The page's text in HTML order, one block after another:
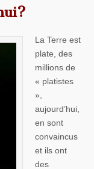
La Terre est
plate, des
millions de
« platistes
»,
aujourd’hui,
en sont
convaincus
et ils ont
des